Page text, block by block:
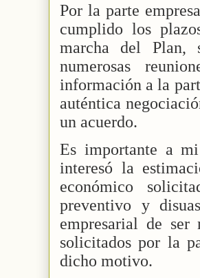
Por la parte
cumplido los
marcha del Plan,
numerosas
información a la
auténtica
un acuerdo.
Es importante a
interesó la
económico
preventivo y
empresarial de
solicitados por la
dicho motivo.